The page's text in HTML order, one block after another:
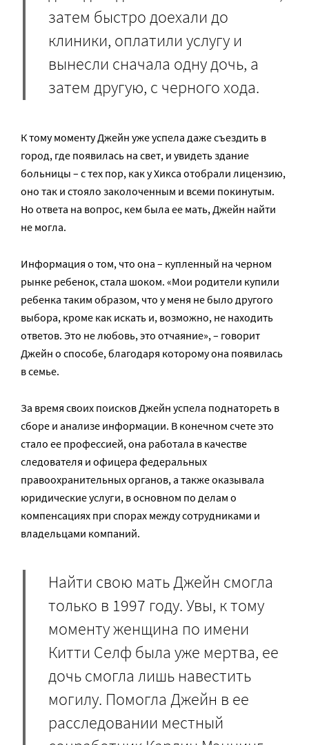
затем быстро доехали до
клиники, оплатили услугу и
вынесли сначала одну дочь, а
затем другую, с черного хода.
К тому моменту Джейн уже успела даже съездить в
город, где появилась на свет, и увидеть здание
больницы – с тех пор, как у Хикса отобрали лицензию,
оно так и стояло заколоченным и всеми покинутым.
Но ответа на вопрос, кем была ее мать, Джейн найти
не могла.
Информация о том, что она – купленный на черном
рынке ребенок, стала шоком. «Мои родители купили
ребенка таким образом, что у меня не было другого
выбора, кроме как искать и, возможно, не находить
ответов. Это не любовь, это отчаяние», – говорит
Джейн о способе, благодаря которому она появилась
в семье.
За время своих поисков Джейн успела поднатореть в
сборе и анализе информации. В конечном счете это
стало ее профессией, она работала в качестве
следователя и офицера федеральных
правоохранительных органов, а также оказывала
юридические услуги, в основном по делам о
компенсациях при спорах между сотрудниками и
владельцами компаний.
Найти свою мать Джейн смогла
только в 1997 году. Увы, к тому
моменту женщина по имени
Китти Селф была уже мертва, ее
дочь смогла лишь навестить
могилу. Помогла Джейн в ее
расследовании местный